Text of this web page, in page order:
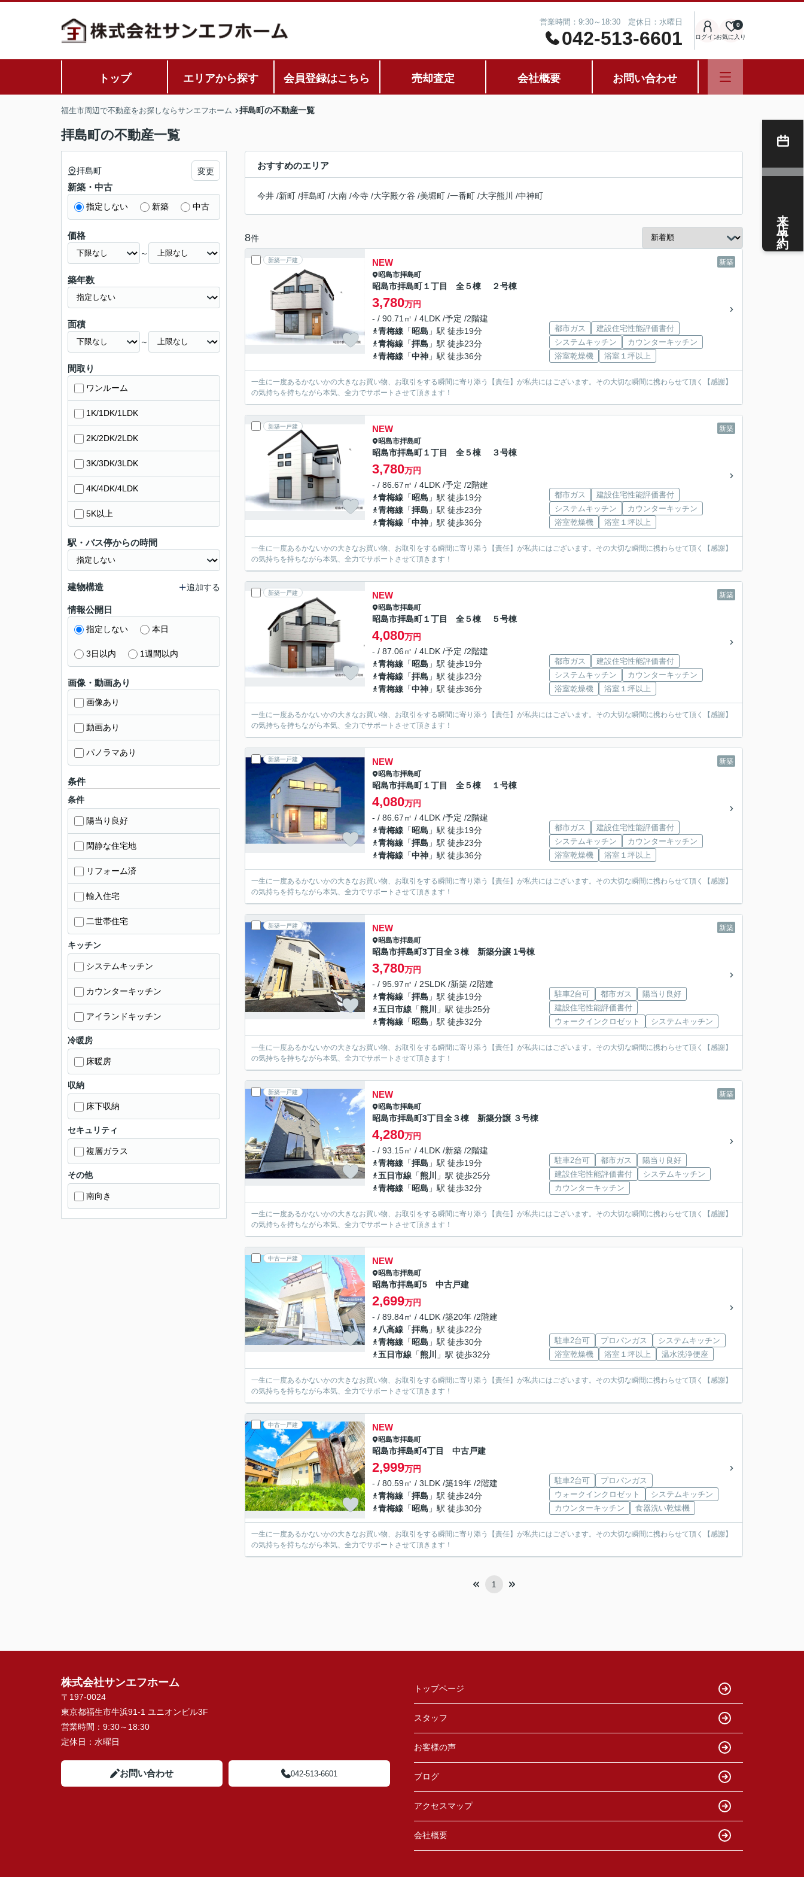
営業時間：9:30～18:30 定休日：水曜日
042-513-6601 ログインお気に入り
0
トップ エリアから探す 会員登録はこちら 売却査定 会社概要 お問い合わせ
福生市周辺で不動産をお探しならサンエフホーム 拝島町の不動産一覧
拝島町の不動産一覧
おすすめのエリア
今井 /新町 /拝島町 /大南 /今寺 /大字殿ケ谷 /美堀町 /一番町 /大字熊川 /中神町
8件
新築一戸建 新築
NEW
昭島市拝島町
昭島市拝島町１丁目 全５棟 ２号棟
3,780万円
- / 90.71㎡ / 4LDK /予定 /2階建
青梅線 「昭島 」駅 徒歩19分
青梅線 「拝島 」駅 徒歩23分
青梅線 「中神 」駅 徒歩36分
都市ガス
建設住宅性能評価書付
システムキッチン
カウンターキッチン
浴室乾燥機
浴室１坪以上
一生に一度あるかないかの大きなお買い物、お取引をする瞬間に寄り添う【責任】が私共にはございます。その大切な瞬間に携わらせて頂く【感謝】
の気持ちを持ちながら本気、全力でサポートさせて頂きます！
新築一戸建 新築
NEW
昭島市拝島町
昭島市拝島町１丁目 全５棟 ３号棟
3,780万円
- / 86.67㎡ / 4LDK /予定 /2階建
青梅線 「昭島 」駅 徒歩19分
青梅線 「拝島 」駅 徒歩23分
青梅線 「中神 」駅 徒歩36分
都市ガス
建設住宅性能評価書付
システムキッチン
カウンターキッチン
浴室乾燥機
浴室１坪以上
一生に一度あるかないかの大きなお買い物、お取引をする瞬間に寄り添う【責任】が私共にはございます。その大切な瞬間に携わらせて頂く【感謝】
の気持ちを持ちながら本気、全力でサポートさせて頂きます！
新築一戸建 新築
NEW
昭島市拝島町
昭島市拝島町１丁目 全５棟 ５号棟
4,080万円
- / 87.06㎡ / 4LDK /予定 /2階建
青梅線 「昭島 」駅 徒歩19分
青梅線 「拝島 」駅 徒歩23分
青梅線 「中神 」駅 徒歩36分
都市ガス
建設住宅性能評価書付
システムキッチン
カウンターキッチン
浴室乾燥機
浴室１坪以上
一生に一度あるかないかの大きなお買い物、お取引をする瞬間に寄り添う【責任】が私共にはございます。その大切な瞬間に携わらせて頂く【感謝】
の気持ちを持ちながら本気、全力でサポートさせて頂きます！
新築一戸建 新築
NEW
昭島市拝島町
昭島市拝島町１丁目 全５棟 １号棟
4,080万円
- / 86.67㎡ / 4LDK /予定 /2階建
青梅線 「昭島 」駅 徒歩19分
青梅線 「拝島 」駅 徒歩23分
青梅線 「中神 」駅 徒歩36分
都市ガス
建設住宅性能評価書付
システムキッチン
カウンターキッチン
浴室乾燥機
浴室１坪以上
一生に一度あるかないかの大きなお買い物、お取引をする瞬間に寄り添う【責任】が私共にはございます。その大切な瞬間に携わらせて頂く【感謝】
の気持ちを持ちながら本気、全力でサポートさせて頂きます！
新築一戸建 新築
NEW
昭島市拝島町
昭島市拝島町3丁目全３棟 新築分譲 1号棟
3,780万円
- / 95.97㎡ / 2SLDK /新築 /2階建
青梅線 「拝島 」駅 徒歩19分
五日市線 「熊川
」駅 徒歩25分
青梅線 「昭島 」駅 徒歩32分
駐車2台可 都市ガス
陽当り良好
建設住宅性能評価書付
ウォークインクロゼット
システムキッチン
一生に一度あるかないかの大きなお買い物、お取引をする瞬間に寄り添う【責任】が私共にはございます。その大切な瞬間に携わらせて頂く【感謝】
の気持ちを持ちながら本気、全力でサポートさせて頂きます！
新築一戸建 新築
NEW
昭島市拝島町
昭島市拝島町3丁目全３棟 新築分譲 ３号棟
4,280万円
- / 93.15㎡ / 4LDK /新築 /2階建
青梅線 「拝島 」駅 徒歩19分
五日市線 「熊川
」駅 徒歩25分
青梅線 「昭島 」駅 徒歩32分
駐車2台可 都市ガス
陽当り良好
建設住宅性能評価書付
システムキッチン
カウンターキッチン
一生に一度あるかないかの大きなお買い物、お取引をする瞬間に寄り添う【責任】が私共にはございます。その大切な瞬間に携わらせて頂く【感謝】
の気持ちを持ちながら本気、全力でサポートさせて頂きます！
中古一戸建 NEW
昭島市拝島町
昭島市拝島町5 中古戸建
2,699万円
- / 89.84㎡ / 4LDK /築20年 /2階建
八高線 「拝島 」駅 徒歩22分
青梅線 「昭島 」駅 徒歩30分
五日市線 「熊川 」駅 徒歩32分
駐車2台可 プロパンガス
システムキッチン
浴室乾燥機
浴室１坪以上 温水洗浄便座
一生に一度あるかないかの大きなお買い物、お取引をする瞬間に寄り添う【責任】が私共にはございます。その大切な瞬間に携わらせて頂く【感謝】
の気持ちを持ちながら本気、全力でサポートさせて頂きます！
中古一戸建 NEW
昭島市拝島町
昭島市拝島町4丁目 中古戸建
2,999万円
- / 80.59㎡ / 3LDK /築19年 /2階建
青梅線 「拝島 」駅 徒歩24分
青梅線 「昭島 」駅 徒歩30分
駐車2台可
プロパンガス
ウォークインクロゼット
システムキッチン
カウンターキッチン
食器洗い乾燥機
一生に一度あるかないかの大きなお買い物、お取引をする瞬間に寄り添う【責任】が私共にはございます。その大切な瞬間に携わらせて頂く【感謝】
の気持ちを持ちながら本気、全力でサポートさせて頂きます！
1
拝島町 変更
新築・中古
指定しない 新築 中古
価格
～
築年数
面積
～
間取り
ワンルーム
1K/1DK/1LDK
2K/2DK/2LDK
3K/3DK/3LDK
4K/4DK/4LDK
5K以上
駅・バス停からの時間
建物構造 追加する
情報公開日
指定しない 本日
3日以内 1週間以内
画像・動画あり
画像あり
動画あり
パノラマあり
条件
条件
陽当り良好
閑静な住宅地
リフォーム済
輸入住宅
二世帯住宅
キッチン
システムキッチン
カウンターキッチン
アイランドキッチン
冷暖房
床暖房
収納
床下収納
セキュリティ
複層ガラス
その他
南向き
来店予約
株式会社サンエフホーム
〒197-0024
東京都福生市牛浜91-1 ユニオンビル3F
営業時間： 9:30～18:30
定休日： 水曜日
お問い合わせ 042-513-6601
トップページ
スタッフ
お客様の声
ブログ
アクセスマップ
会社概要